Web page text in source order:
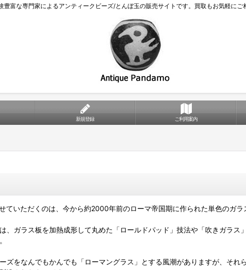
豊富な専門家によるアンティークビーズ/とんぼ玉の販売サイトです。買取もお気軽にご
新規登録 ご利用案内
ていただくのは、今から約2000年前のローマ帝国期に作られた単色のガラ
、ガラス板を加熱成形して丸めた「ロールドパッド」技法や「吹きガラ
ズをなんでもかんでも「ローマングラス」とする風潮がありますが、そ